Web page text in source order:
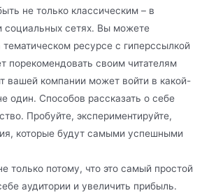
не только классическим – в
социальных сетях. Вы можете
тематическом ресурсе с гиперссылкой
порекомендовать своим читателям
вашей компании может войти в какой-
один. Способов рассказать о себе
Пробуйте, экспериментируйте,
которые будут самыми успешными
только потому, что это самый простой
аудитории и увеличить прибыль.